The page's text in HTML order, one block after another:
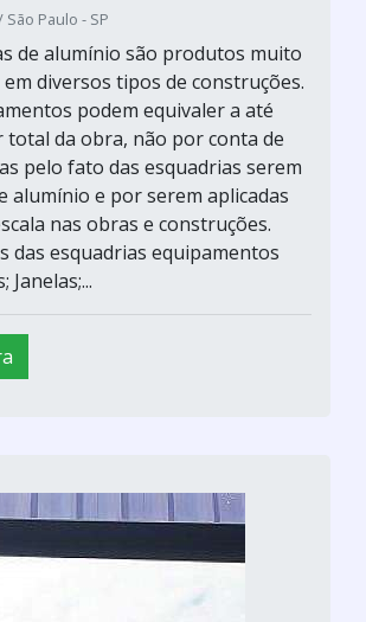
São Paulo - SP
de alumínio são produtos muito
diversos tipos de construções.
podem equivaler a até
total da obra, não por conta de
pelo fato das esquadrias serem
alumínio e por serem aplicadas
nas obras e construções.
das esquadrias equipamentos
Janelas;...